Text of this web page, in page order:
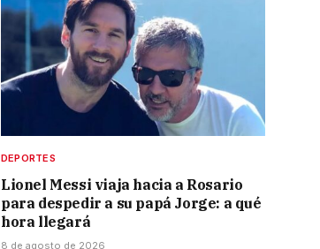
DEPORTES
Lionel Messi viaja hacia a Rosario
para despedir a su papá Jorge: a qué
hora llegará
8 de agosto de 2026